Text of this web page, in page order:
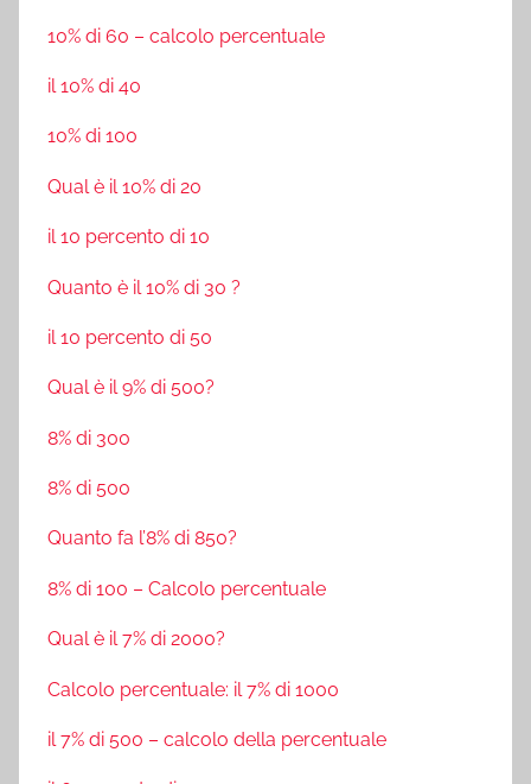
10% di 60 – calcolo percentuale
il 10% di 40
10% di 100
Qual è il 10% di 20
il 10 percento di 10
Quanto è il 10% di 30 ?
il 10 percento di 50
Qual è il 9% di 500?
8% di 300
8% di 500
Quanto fa l’8% di 850?
8% di 100 – Calcolo percentuale
Qual è il 7% di 2000?
Calcolo percentuale: il 7% di 1000
il 7% di 500 – calcolo della percentuale